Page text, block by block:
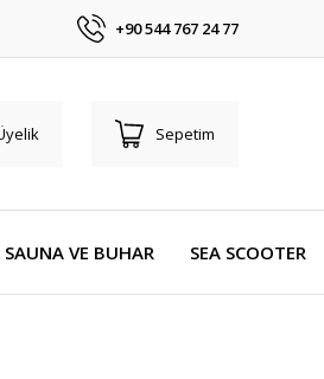
+90 544 767 24 77
Sepetim
SAUNA VE BUHAR SEA SCOOTER